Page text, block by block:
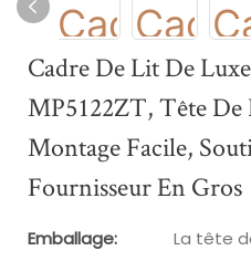
Cadre De Lit De
MP5122ZT, Tête
Montage Facile,
Fournisseur En Gros
Emballage:
La tête